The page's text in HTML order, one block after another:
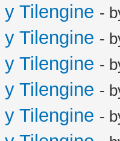
Tilengine -
Tilengine -
Tilengine -
Tilengine -
Tilengine -